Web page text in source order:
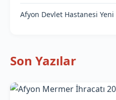
Afyon Devlet Hastanesi
Son Yazılar